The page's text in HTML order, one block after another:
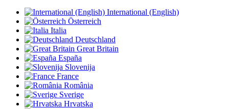
International (English)
Österreich
Italia
Deutschland
Great Britain
España
Slovenija
France
România
Sverige
Hrvatska